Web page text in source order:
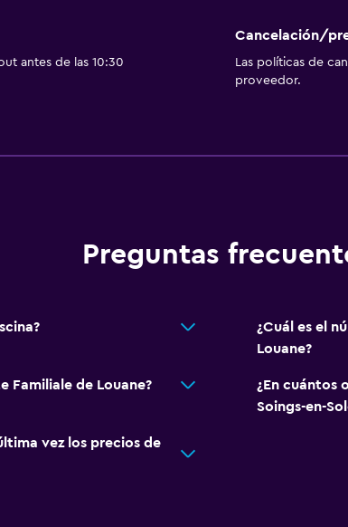
antes de las 10:30
Cancelación/
Las políticas de
proveedor.
Preguntas
¿Cuál es el
Louane?
Familiale de Louane?
¿En cuántos
Soings-en-
vez los precios de